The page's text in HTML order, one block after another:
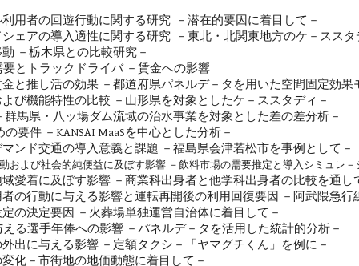
回遊行動に関する研究－潜在的要因に着目して－
導入適性に関する研究 －東北・北関東地方のケ－スス
木県との比較研究－
ックドライバ －賃金への影響
効果 －都道府県パネルデ－タを用いた空間固定効果
の比較 －山形県を対象としたケ－ススタディ－
ッ場ダム流域の治水事業を対象とした差の差分析－
KANSAI MaaSを中心とした分析－
導入意義と課題 －福島県会津若松市を事例として－
および社会的純便益に及ぼす影響 －飲料市場の需要推定と導入シミュレ
す影響 －商業科出身者と他学科出身者の比較を通し
える影響と運転再開後の利用回復要因 －阿武隈急行線
因 －火葬場単独運営自治体に着目して－
俸への影響 －パネルデ－タを活用した統計的分析－
影響 －定額タクシ－「ヤマグチくん」を例に－
街地の地価動態に着目して－